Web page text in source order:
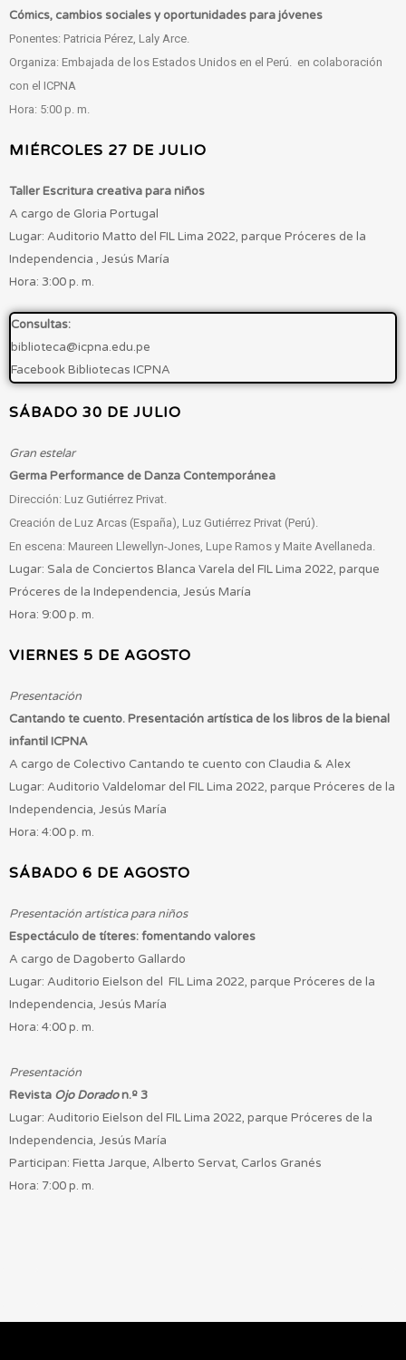
Cómics, cambios sociales y oportunidades para jóvenes
Ponentes: Patricia Pérez, Laly Arce.
Organiza: Embajada de los Estados Unidos en el Perú. en colaboración
con el ICPNA
Hora: 5:00 p. m.
MIÉRCOLES 27 DE JULIO
Taller Escritura creativa para niños
A cargo de Gloria Portugal
Lugar: Auditorio Matto del FIL Lima 2022, parque Próceres de la
Independencia , Jesús María
Hora: 3:00 p. m.
Consultas:
biblioteca@icpna.edu.pe
Facebook Bibliotecas ICPNA
SÁBADO 30 DE JULIO
Gran estelar
Germa Performance de Danza Contemporánea
Dirección: Luz Gutiérrez Privat.
Creación de Luz Arcas (España), Luz Gutiérrez Privat (Perú).
En escena: Maureen Llewellyn-Jones, Lupe Ramos y Maite Avellaneda.
Lugar: Sala de Conciertos Blanca Varela del FIL Lima 2022, parque
Próceres de la Independencia, Jesús María
Hora: 9:00 p. m.
VIERNES 5 DE AGOSTO
Presentación
Cantando te cuento. Presentación artística de los libros de la bienal
infantil ICPNA
A cargo de Colectivo Cantando te cuento con Claudia & Alex
Lugar: Auditorio Valdelomar del FIL Lima 2022, parque Próceres de la
Independencia, Jesús María
Hora: 4:00 p. m.
SÁBADO 6 DE AGOSTO
Presentación artística para niños
Espectáculo de títeres: fomentando valores
A cargo de Dagoberto Gallardo
Lugar: Auditorio Eielson del FIL Lima 2022, parque Próceres de la
Independencia, Jesús María
Hora: 4:00 p. m.
Presentación
Revista Ojo Doradon.º 3
Lugar: Auditorio Eielson del FIL Lima 2022, parque Próceres de la
Independencia, Jesús María
Participan: Fietta Jarque, Alberto Servat, Carlos Granés
Hora: 7:00 p. m.